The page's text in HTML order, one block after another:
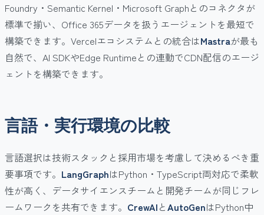
Foundry・Semantic Kernel・Microsoft Graphとのコネクタが
標準で揃い、Office 365データを扱うエージェントを最短で
構築できます。Vercelエコシステムとの統合はMastraが最も
自然で、AI SDKやEdge Runtimeとの連動でCDN配信のエージ
ェントを構築できます。
言語・実行環境の比較
言語選択は技術スタックと採用市場を考慮して決めるべき重
要事項です。 LangGraphはPython・TypeScript両対応で柔軟
性が高く、データサイエンスチームと開発チームが同じフレ
ームワークを共有できます。 CrewAIとAutoGenはPython中